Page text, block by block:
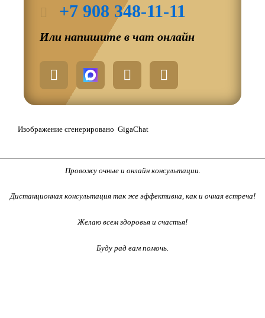
+7 908 348-11-11
Или напишите в чат онлайн
T
e
e
g
p
W
h
a
t
s
a
p
V
k
Изображение сгенерировано GigaChat
Провожу очные и онлайн консультации.
Дистанционная консультация так же эффективна, как и очная встреча!
Желаю всем здоровья и счастья!
Буду рад вам помочь.